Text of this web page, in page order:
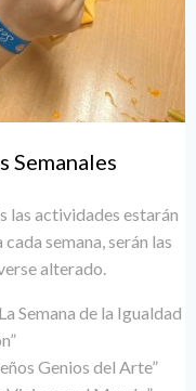
Semanales
las actividades estarán
semana, serán las
alterado.
Semana de la Igualdad
Genios del Arte”